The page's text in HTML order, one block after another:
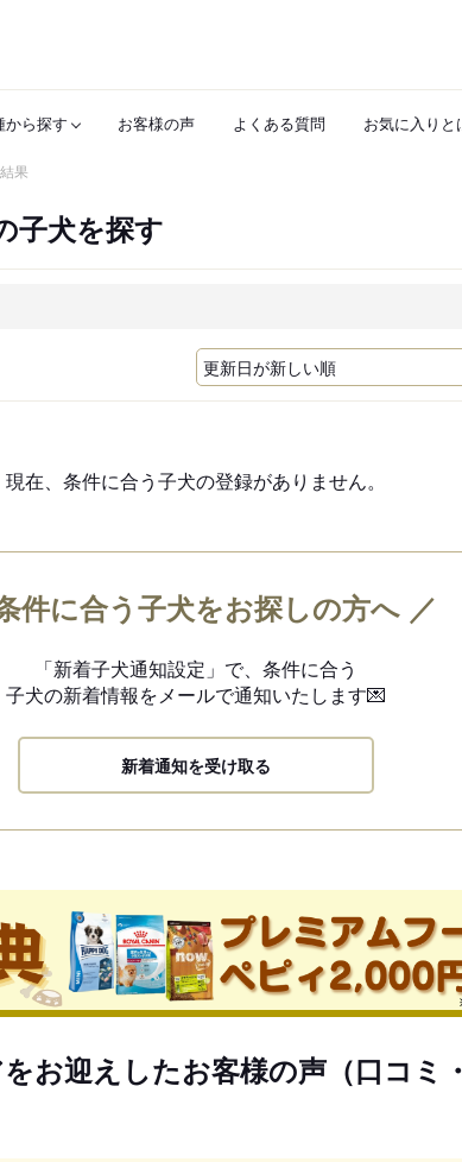
から探す お客様の声 よくある質問 お気に入りと
果
子犬を探す
現在、条件に合う子犬の登録がありません。
件に合う子犬をお探しの方へ ／
「新着子犬通知設定」で、 条件に合う
子犬の新着情報をメールで通知いたします💌
新着通知を受け取る
お迎えしたお客様の声（口コミ